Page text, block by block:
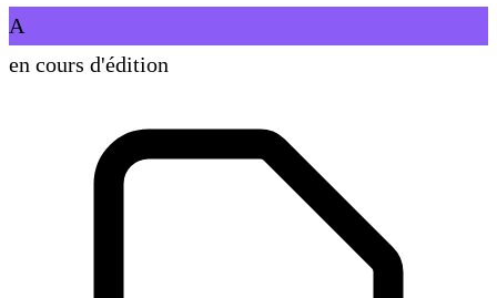
A
en cours d'édition